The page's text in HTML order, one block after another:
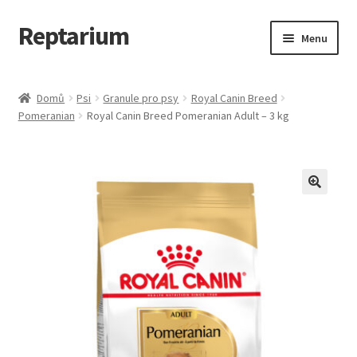
Přeskočit
na
Přejít
k
webu
Reptarium Menu
Košík
Domů Psi Granule pro psy
Royal Canin Breed
Pomeranian
Royal Canin Breed Pomeranian Adult – 3 kg